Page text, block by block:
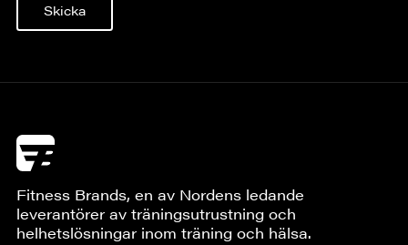
Skicka
Fitness Brands, en av Nordens ledande
leverantörer av träningsutrustning och
helhetslösningar inom träning och hälsa.